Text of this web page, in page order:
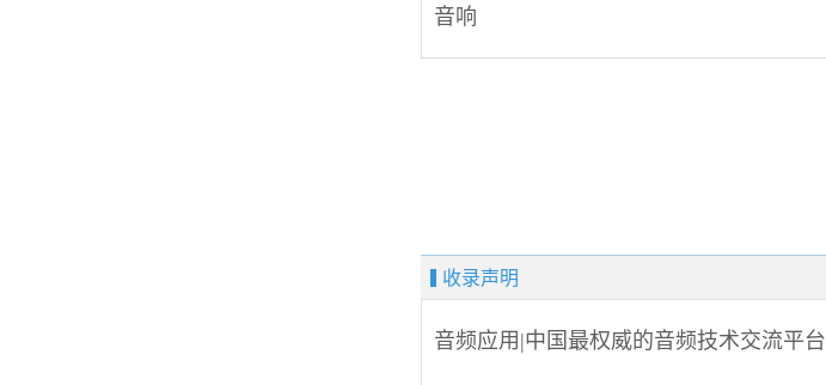
音响
收录声明
音频应用|中国最权威的音频技术交流平台